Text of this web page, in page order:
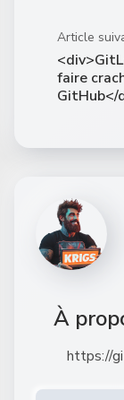
Article
faire
GitHub</
À
https://